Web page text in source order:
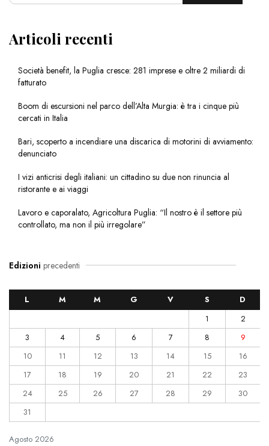
Articoli recenti
Società benefit, la Puglia cresce: 281 imprese e oltre 2 miliardi di
fatturato
Boom di escursioni nel parco dell’Alta Murgia: è tra i cinque più
cercati in Italia
Bari, scoperto a incendiare una discarica di motorini di avviamento:
denunciato
I vizi anticrisi degli italiani: un cittadino su due non rinuncia al
ristorante e ai viaggi
Lavoro e caporalato, Agricoltura Puglia: “Il nostro è il settore più
controllato, ma non il più irregolare”
Edizioni precedenti
Agosto 2026
L M M G V S
D
1
2
3
4 5 6 7 8
9
10
11 12 13 14 15
16
17
18 19 20 21 22
23
24
25 26 27 28 29
30
31